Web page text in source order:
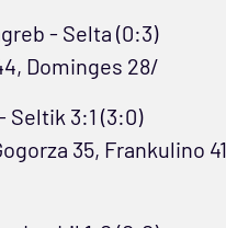
- Selta (0:3)
Dominges 28/
Seltik 3:1 (3:0)
35, Frankulino